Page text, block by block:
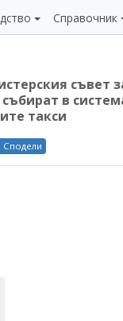
Справочник
съвет
в
такси
Сподели